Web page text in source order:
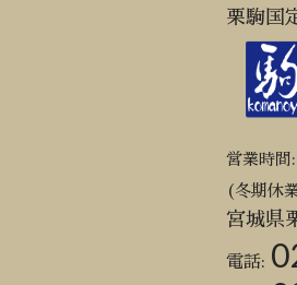
栗駒国
営業時間:
(冬期休
宮城県
電話: